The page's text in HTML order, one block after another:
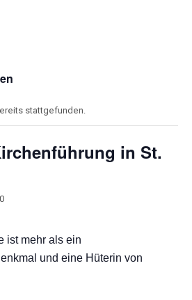
stattgefunden.
in St.
ist mehr als ein
und eine Hüterin von